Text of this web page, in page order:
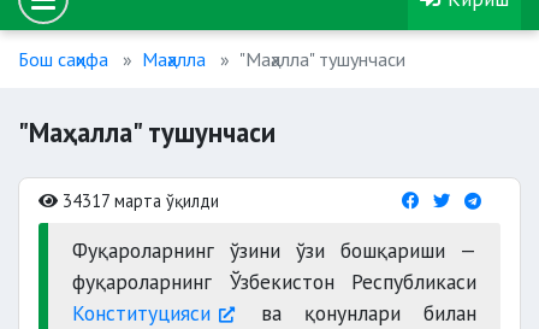
Бош саҳифа Маҳалла "Маҳалла" тушунчаси
"Маҳалла" тушунчаси
34317 марта ўқилди
Фуқароларнинг ўзини ўзи бошқариши —
фуқароларнинг Ўзбекистон Республикаси
Конституцияси
ва қонунлари билан